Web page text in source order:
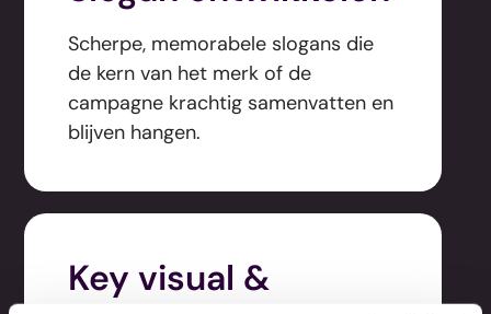
Scherpe, memorabele slogans die
de kern van het merk of de
campagne krachtig samenvatten en
blijven hangen.
Key visual &